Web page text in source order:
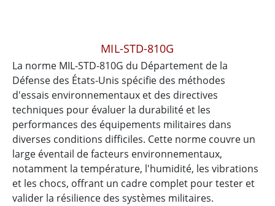
MIL-STD-810G
La norme MIL-STD-810G du Département de la
Défense des États-Unis spécifie des méthodes
d'essais environnementaux et des directives
techniques pour évaluer la durabilité et les
performances des équipements militaires dans
diverses conditions difficiles. Cette norme couvre un
large éventail de facteurs environnementaux,
notamment la température, l'humidité, les vibrations
et les chocs, offrant un cadre complet pour tester et
valider la résilience des systèmes militaires.